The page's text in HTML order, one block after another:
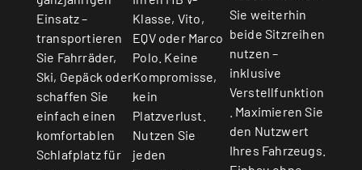
Einsatz –
transportieren
Sie Fahrräder,
Ski, Gepäck oder
schaffen Sie
einfach einen
komfortablen
Schlafplatz für
Klasse, Vito,
EQV oder Marco
Polo. Keine
Kompromisse,
kein
Platzverlust.
Nutzen Sie
jeden
Sie weiterhin
beide Sitzreihen
nutzen –
inklusive
Verstellfunktion
. Maximieren Sie
den Nutzwert
Ihres Fahrzeugs.